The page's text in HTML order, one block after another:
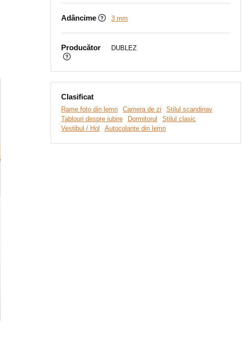
Adâncime 3 mm
Producător DUBLEZ
Clasificat
Rame foto din lemn Camera de zi
Stilul scandinav
Tablouri despre iubire
Dormitorul
Stilul clasic
Vestibul / Hol
Autocolante din lemn